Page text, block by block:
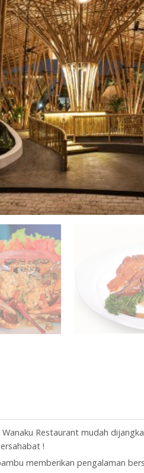
Restaurant mudah
!
memberikan pengalaman